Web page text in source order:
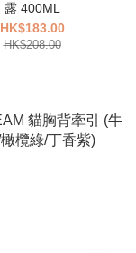
露 400ML
HK$183.00
HK$208.00